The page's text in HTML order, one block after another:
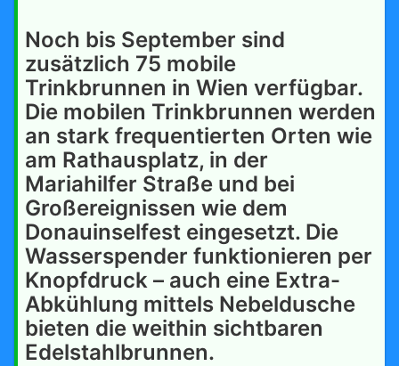
Noch bis September sind
zusätzlich 75 mobile
Trinkbrunnen in Wien verfügbar.
Die mobilen Trinkbrunnen werden
an stark frequentierten Orten wie
am Rathausplatz, in der
Mariahilfer Straße und bei
Großereignissen wie dem
Donauinselfest eingesetzt. Die
Wasserspender funktionieren per
Knopfdruck – auch eine Extra-
Abkühlung mittels Nebeldusche
bieten die weithin sichtbaren
Edelstahlbrunnen.